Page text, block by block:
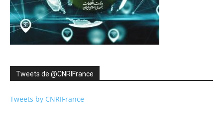
Tweets de ‎@CNRIFrance
Tweets by CNRIFrance